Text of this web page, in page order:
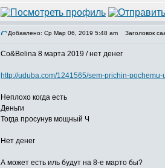
Добавлено: Ср Мар 06, 2019 5:48 am Заголовок
Co&Belina 8 марта 2019 / нет денег
http://uduba.com/1241565/sem-prichin-
Неплохо когда есть
Деньги
Тогда просунув мощный Ч
Нет денег
А может есть иль будут на 8-е марто бы?